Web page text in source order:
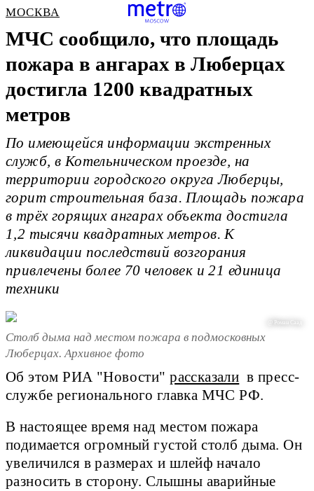
МОСКВА
МЧС сообщило, что площадь
пожара в ангарах в Люберцах
достигла 1200 квадратных
метров
По имеющейся информации экстренных
служб, в Котельническом проезде, на
территории городского округа Люберцы,
горит строительная база. Площадь пожара
в трёх горящих ангарах объекта достигла
1,2 тысячи квадратных метров. К
ликвидации последствий возгорания
привлечены более 70 человек и 21 единица
техники
@ Роман Саад
Столб дыма над местом пожара в подмосковных
Люберцах. Архивное фото
Об этом РИА "Новости"рассказали в пресс-
службе регионального главка МЧС РФ.
В настоящее время над местом пожара
подимается огромный густой столб дыма. Он
увеличился в размерах и шлейф начало
разносить в сторону. Слышны аварийные